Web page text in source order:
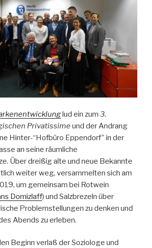
lud ein zum 3.
Privatissime und der Andrang
Hinter-“Hofbüro Eppendorf” in der
an seine räumliche
Über dreißig alte und neue Bekannte
weiter weg, versammelten sich am
um gemeinsam bei Rotwein
Domizlaff) und Salzbrezeln über
Problemstellungen zu denken und
Abends zu erleben.
Beginn verlaß der Soziologe und